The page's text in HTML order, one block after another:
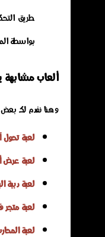
طريق
بواسطة
ألعاب مشابهة
وهنا نفدم لك بعض
لعبة
لعبة عرض
لعبة دببة
لعبة متجر
لعبة